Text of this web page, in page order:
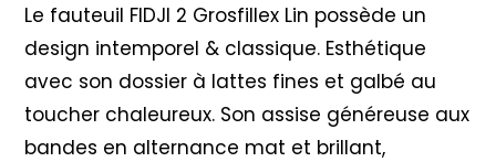
Le fauteuil FIDJI 2 Grosfillex Lin possède un
design intemporel & classique. Esthétique
avec son dossier à lattes fines et galbé au
toucher chaleureux. Son assise généreuse aux
bandes en alternance mat et brillant,